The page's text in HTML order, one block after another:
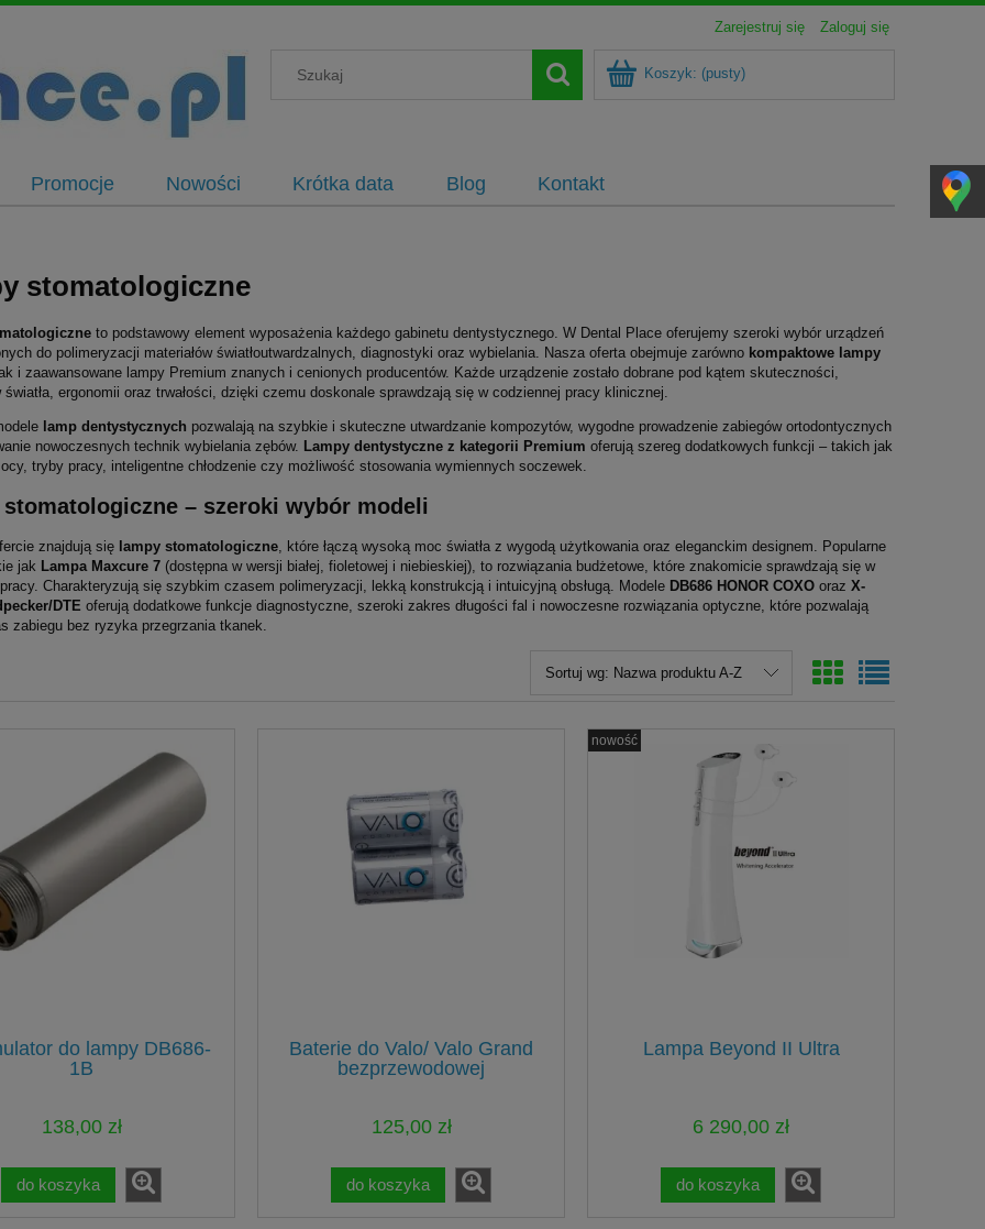
Zarejestruj się Zaloguj się
Koszyk: (pusty)
Promocje Nowości Krótka data Blog Kontakt
do koszyka do koszyka
Kalka podkowa 80mikronów 72szt.
39,00 zł
do koszyka
Sączki
stomatologiczne
to podstawowy element wyposażenia każdego gabinetu dentystycznego. W Dental Place oferujemy szeroki wybór urządzeń
do polimeryzacji materiałów światłoutwardzalnych, diagnostyki oraz wybielania. Nasza oferta obejmuje zarówno kompaktowe lampy
i zaawansowane lampy Premium znanych i cenionych producentów. Każde urządzenie zostało dobrane pod kątem skuteczności,
światła, ergonomii oraz trwałości, dzięki czemu doskonale sprawdzają się w codziennej pracy klinicznej.
lamp dentystycznych pozwalają na szybkie i skuteczne utwardzanie kompozytów, wygodne prowadzenie zabiegów ortodontycznych
nowoczesnych technik wybielania zębów. Lampy dentystyczne z kategorii Premium oferują szereg dodatkowych funkcji – takich jak
tryby pracy, inteligentne chłodzenie czy możliwość stosowania wymiennych soczewek.
– szeroki wybór modeli
znajdują się lampy stomatologiczne, które łączą wysoką moc światła z wygodą użytkowania oraz eleganckim designem. Popularne
jak Lampa Maxcure 7 (dostępna w wersji białej, fioletowej i niebieskiej), to rozwiązania budżetowe, które znakomicie sprawdzają się w
Charakteryzują się szybkim czasem polimeryzacji, lekką konstrukcją i intuicyjną obsługą. Modele DB686 HONOR COXO oraz X-
DTE oferują dodatkowe funkcje diagnostyczne, szeroki zakres długości fal i nowoczesne rozwiązania optyczne, które pozwalają
zabiegu bez ryzyka przegrzania tkanek.
Sortuj wg: Nazwa produktu A-Z
do lampy DB686-
1B
138,00 zł
do koszyka
Baterie do Valo/ Valo Grand
bezprzewodowej
125,00 zł
do koszyka
Lampa Beyond II Ultra
6 290,00 zł
do koszyka
nowość